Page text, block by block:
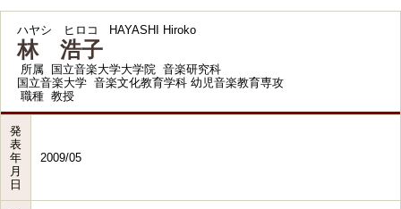
ハヤシ ヒロコ HAYASHI Hiroko
林 浩子
所属
国立音楽大学大学院 音楽研究科
国立音楽大学 音楽文化教育学科 幼児音楽教育専攻
職種 教授
発
表
年
月
日
2009/05